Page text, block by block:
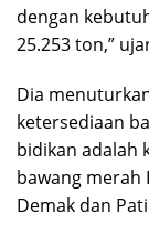
dengan
25.253 ton,”
Dia
ketersediaan
bidikan adalah
bawang merah
Demak dan